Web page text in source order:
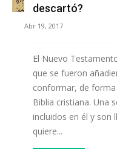
descartó?
Abr 19, 2017
El Nuevo
que se fueron
conformar, de
Biblia cristiana. Una
incluidos en él y son
quiere...